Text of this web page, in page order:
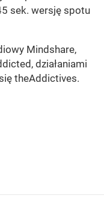
sek. wersję spotu
Mindshare,
działaniami
theAddictives.